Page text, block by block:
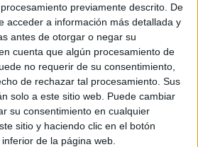
previamente descrito. De
acceder a información más detallada y
antes de otorgar o negar su
cuenta que algún procesamiento de
no requerir de su consentimiento,
de rechazar tal procesamiento. Sus
solo a este sitio web. Puede cambiar
su consentimiento en cualquier
sitio y haciendo clic en el botón
de la página web.